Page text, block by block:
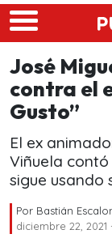
Skip to main
José
contra el
Gusto”
El ex
Viñuela
sigue usando
Por Bastián
diciembre 22, 2021